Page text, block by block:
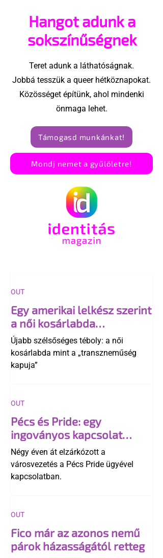
Hangot adunk a
sokszínűségnek
Teret adunk a láthatóságnak.
Jobbá tesszük a queer hétköznapokat.
Közösséget építünk, ahol mindenki
önmaga lehet.
Támogasd munkánkat!
Mondj nemet a gyűlöletre!
Egy amerikai lelkész szerint
a női kosárlabda
transzneműséghez vezet
Újabb szélsőséges téboly: a női
kosárlabda mint a „transzneműség
kapuja”
OUT
Pécs és Pride: egy
ingoványos kapcsolat
története
Négy éven át elzárkózott a
városvezetés a Pécs Pride ügyével
kapcsolatban.
OUT
Fico már az azonos nemű
párok házasságától retteg
OUT